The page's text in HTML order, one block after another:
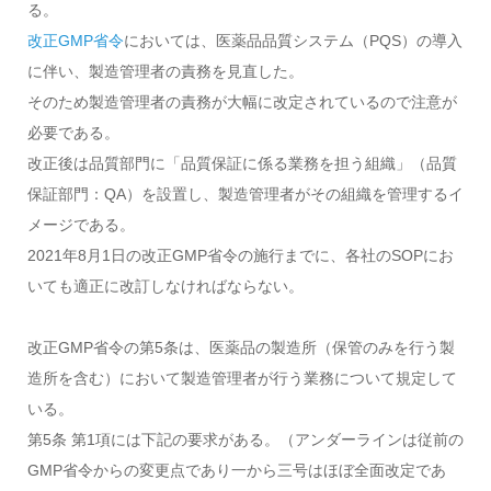
る。
改正GMP省令においては、医薬品品質システム（PQS）の導入
に伴い、製造管理者の責務を見直した。
そのため製造管理者の責務が大幅に改定されているので注意が
必要である。
改正後は品質部門に「品質保証に係る業務を担う組織」（品質
保証部門：QA）を設置し、製造管理者がその組織を管理するイ
メージである。
2021年8月1日の改正GMP省令の施行までに、各社のSOPにお
いても適正に改訂しなければならない。
改正GMP省令の第5条は、医薬品の製造所（保管のみを行う製
造所を含む）において製造管理者が行う業務について規定して
いる。
第5条 第1項には下記の要求がある。（アンダーラインは従前の
GMP省令からの変更点であり一から三号はほぼ全面改定であ